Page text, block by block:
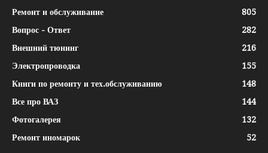
Ремонт и обслуживание
805
Вопрос - Ответ
282
Внешний тюнинг
216
Электропроводка
155
Книги по ремонту и тех.обслуживанию
148
Все про ВАЗ
144
Фотогалерея
132
Ремонт иномарок
52